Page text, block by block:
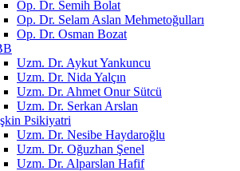
Op. Dr. Semih Bolat
Op. Dr. Selam Aslan Mehmetoğulları
Op. Dr. Osman Bozat
Uzm. Dr. Aykut Yankuncu
Uzm. Dr. Nida Yalçın
Uzm. Dr. Ahmet Onur Sütcü
Uzm. Dr. Serkan Arslan
Psikiyatri
Uzm. Dr. Nesibe Haydaroğlu
Uzm. Dr. Oğuzhan Şenel
Uzm. Dr. Alparslan Hafif